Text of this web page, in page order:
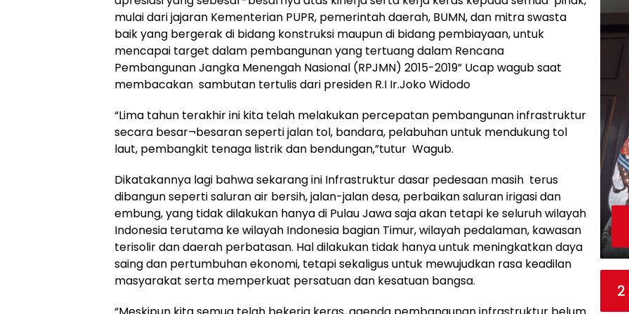
mulai dari jajaran Kementerian PUPR, pemerintah daerah, BUMN, dan mitra swasta
baik yang bergerak di bidang konstruksi maupun di bidang pembiayaan, untuk
mencapai target dalam pembangunan yang tertuang dalam Rencana
Pembangunan Jangka Menengah Nasional (RPJMN) 2015-2019” Ucap wagub saat
membacakan sambutan tertulis dari presiden R.I Ir.Joko Widodo
“Lima tahun terakhir ini kita telah melakukan percepatan pembangunan infrastruktur
secara besar¬besaran seperti jalan tol, bandara, pelabuhan untuk mendukung tol
laut, pembangkit tenaga listrik dan bendungan,”tutur Wagub.
Dikatakannya lagi bahwa sekarang ini Infrastruktur dasar pedesaan masih terus
dibangun seperti saluran air bersih, jalan-jalan desa, perbaikan saluran irigasi dan
embung, yang tidak dilakukan hanya di Pulau Jawa saja akan tetapi ke seluruh wilayah
Indonesia terutama ke wilayah Indonesia bagian Timur, wilayah pedalaman, kawasan
terisolir dan daerah perbatasan. Hal dilakukan tidak hanya untuk meningkatkan daya
saing dan pertumbuhan ekonomi, tetapi sekaligus untuk mewujudkan rasa keadilan
masyarakat serta memperkuat persatuan dan kesatuan bangsa.
2